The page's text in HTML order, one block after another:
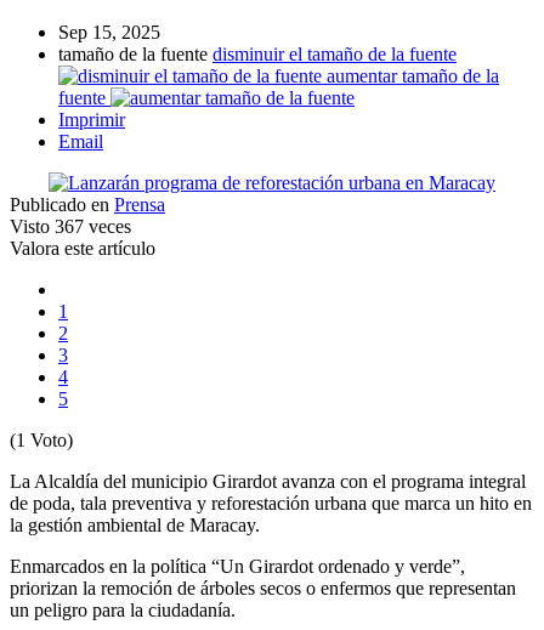
Sep 15, 2025
tamaño de la fuente disminuir el tamaño de la fuente
aumentar tamaño de la
fuente
Imprimir
Email
Publicado en Prensa
Visto 367 veces
Valora este artículo
1
2
3
4
5
(1 Voto)
La Alcaldía del municipio Girardot avanza con el programa integral
de poda, tala preventiva y reforestación urbana que marca un hito en
la gestión ambiental de Maracay.
Enmarcados en la política “Un Girardot ordenado y verde”,
priorizan la remoción de árboles secos o enfermos que representan
un peligro para la ciudadanía.